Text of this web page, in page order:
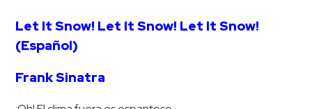
Let It Snow! Let It Snow! Let It Snow!
(Español)
Frank Sinatra